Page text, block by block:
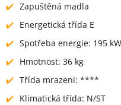
Zapuštěná madla
Energetická třída E
Spotřeba energie: 195
Hmotnost: 36 kg
Třída mrazeni: ****
Klimatická třída: N/ST